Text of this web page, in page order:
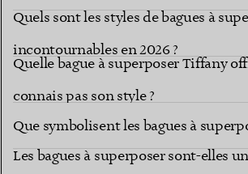
Quels sont les styles de bagues à
incontournables en 2026 ?
Quelle bague à superposer Tiffany
connais pas son style ?
Que symbolisent les bagues à
Les bagues à superposer sont-elles